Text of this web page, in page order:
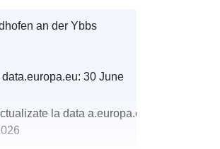
an der Ybbs
30 June
la data a.europa.eu: